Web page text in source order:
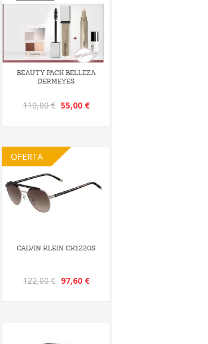
BEAUTY PACK BELLEZA
DERMEYES
110,00 € 55,00 €
OFERTA
CALVIN KLEIN CK1220S
122,00 € 97,60 €